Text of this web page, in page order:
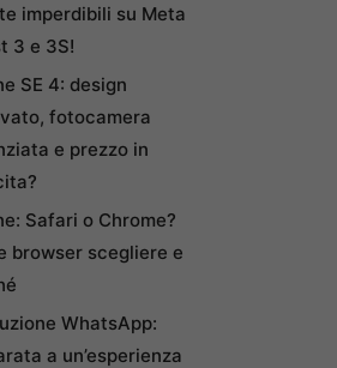
imperdibili su Meta
3 e 3S!
SE 4: design
fotocamera
e prezzo in
Safari o Chrome?
browser scegliere e
WhatsApp:
a un’esperienza